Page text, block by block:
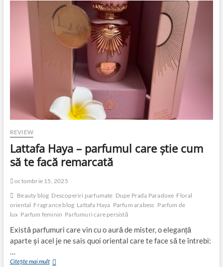
REVIEW
Lattafa Haya – parfumul care știe cum
să te facă remarcată
octombrie 15, 2025
Beauty blog Descoperiri parfumate Dupe Prada Paradoxe Floral
oriental Fragrance blog Lattafa Haya Parfum arabesc Parfum de
lux Parfum feminin Parfumuri care persistă
Există parfumuri care vin cu o aură de mister, o eleganță
aparte și acel je ne sais quoi oriental care te face să te întrebi:
…
Citește mai multLattafa